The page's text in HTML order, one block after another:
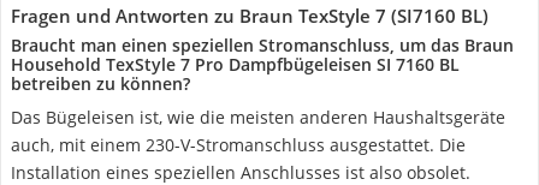
Fragen und Antworten zu Braun TexStyle 7 (SI7160 BL)
Braucht man einen speziellen Stromanschluss, um das Braun
Household TexStyle 7 Pro Dampfbügeleisen SI 7160 BL
betreiben zu können?
Das Bügeleisen ist, wie die meisten anderen Haushaltsgeräte
auch, mit einem 230-V-Stromanschluss ausgestattet. Die
Installation eines speziellen Anschlusses ist also obsolet.